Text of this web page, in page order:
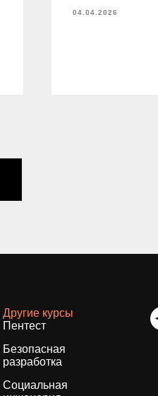
04.04.2026
Другие курсы
Пентест
Безопасная
разработка
Социальная